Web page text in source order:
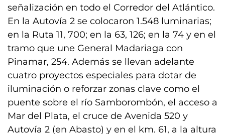
señalización en todo el Corredor del Atlántico.
En la Autovía 2 se colocaron 1.548 luminarias;
en la Ruta 11, 700; en la 63, 126; en la 74 y en el
tramo que une General Madariaga con
Pinamar, 254. Además se llevan adelante
cuatro proyectos especiales para dotar de
iluminación o reforzar zonas clave como el
puente sobre el río Samborombón, el acceso a
Mar del Plata, el cruce de Avenida 520 y
Autovía 2 (en Abasto) y en el km. 61, a la altura